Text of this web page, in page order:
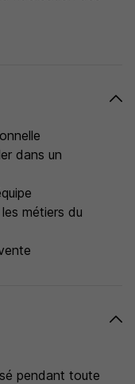
dans un
métiers du
pendant toute